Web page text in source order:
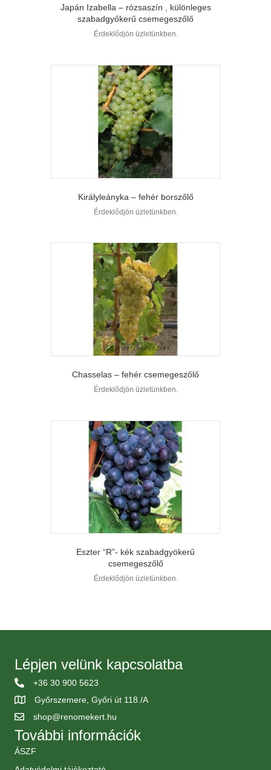
Japán Izabella – rózsaszín , különleges
szabadgyőkerű csemegeszőlő
Érdeklődjön üzletünkben.
Királyleányka – fehér borszőlő
Érdeklődjön üzletünkben.
Chasselas – fehér csemegeszőlő
Érdeklődjön üzletünkben.
Eszter “R”- kék szabadgyökerű
csemegeszőlő
Érdeklődjön üzletünkben.
Lépjen velünk kapcsolatba
+36 30 900 5623
Győrszemere, Győri út 118./A
shop@renomekert.hu
További információk
ÁSZF